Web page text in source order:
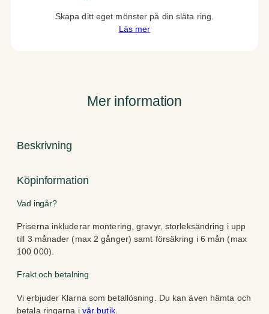
Skapa ditt eget mönster på din släta ring.
Läs mer
Mer information
Beskrivning
Köpinformation
Vad ingår?
Priserna inkluderar montering, gravyr, storleksändring i upp
till 3 månader (max 2 gånger) samt försäkring i 6 mån (max
100 000).
Frakt och betalning
Vi erbjuder Klarna som betallösning. Du kan även hämta och
betala ringarna i vår butik.